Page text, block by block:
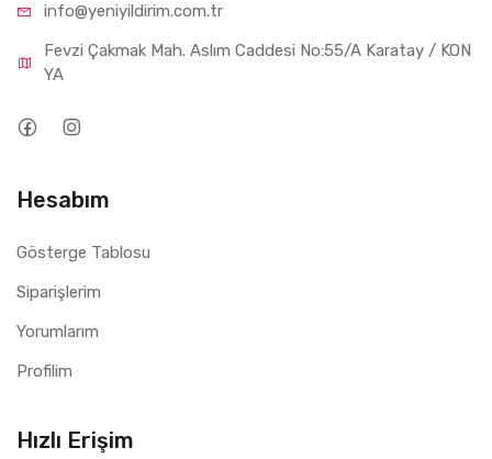
info@yeniyildirim.com.tr
Fevzi Çakmak Mah. Aslım Caddesi No:55/A Karatay / KON
YA
Hesabım
Gösterge Tablosu
Siparişlerim
Yorumlarım
Profilim
Hızlı Erişim